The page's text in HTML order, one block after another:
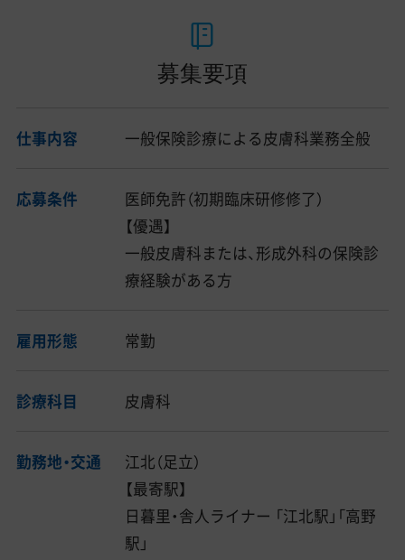
募集要項
仕事内容 一般保険診療による皮膚科業務全般
応募条件
医師免許（初期臨床研修修了）
【優遇】
一般皮膚科または、形成外科の保険診
療経験がある方
雇用形態 常勤
診療科目 皮膚科
勤務地・交通
江北（足立）
【最寄駅】
日暮里・舎人ライナー 「江北駅」「高野
駅」